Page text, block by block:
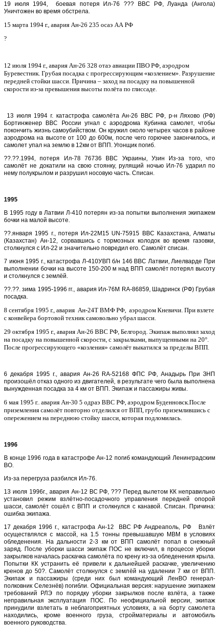
19 июля 1994, боевая потеря Ил-76 ??? ВВС РФ, Луанда (Ангола)
Уничтожен во время обстрела.
15 марта 1994 г., авария Ан-26 235 осаэ АА РФ
?
12 июля 1994 г., авария Ан-26 328 отаэ авиации ПВО РФ, аэродром
Буревестник. Грубая посадка с прогрессирующим «козлением». Разрушение
передней стойки шасси. Причина – заход на посадку на повышенной
скорости из-за превышения высоты полёта по глиссаде.
13 июля 1994 г. катастрофа самолёта Ан-26 ВВС РФ, р-н Ляхово (РФ)
Бортинженер ВВС России угнал с аэродрома Кубинка самолет, чтобы
покончить жизнь самоубийством. Он кружил около четырех часов в районе
аэродрома на высоте от 100 до 600м, после чего горючее закончилось, и
самолет упал на землю в 12км от ВПП. Угонщик погиб.
??.??.1994, потеря Ил-78 76736 ВВС Украины, Узин Из-за того, что
самолёт не докатили на свою стоянку, рулящий ночью Ил-76 ударил по
нему полукрылом и разрушил носовую часть. Списан.
1995
В 1995 году в Латвии Л-410 потерян из-за попытки выполнения экипажем
бочки на малой высоте.
??.января 1995 г., потеря Ил-22М15 UN-75915 ВВС Казахстана, Алматы
(Казахстан) Ан-12, сорвавшись с тормозных колодок во время газовки,
столкнулся с Ил-22 и значительно повредил его. Самолёт списан.
7 июня 1995 г., катастрофа Л-410УВП б/н 146 ВВС Латвии, Лиелварде При
выполнении бочки на высоте 150-200 м над ВПП самолёт потерял высоту
и столкнулся с землёй.
??.??. зима 1995-1996 гг., авария Ил-76М RA-86859, Шадринск (РФ) Грубая
посадка.
8 сентября 1995 г., авария Ан-24Т ВМФ РФ, аэродром Кневичи. При взлете
с конвейера бортовой техник самовольно убрал шасси.
29 октября 1995 г., авария Ан-26 ВВС РФ, Белгород. Экипаж выполнял заход
на посадку на повышенной скорости, с закрылками, выпущенными на 20°.
После прогрессирующего «козления» самолёт выкатился за пределы ВПП.
6 декабря 1995 г., авария Ан-26 RA-52168 ФПС РФ, Анадырь При ЗНП
произошёл отказ одного из двигателей, в результате чего была выполнена
вынужденная посадка за 4 км от ВПП. Экипаж и пассажиры живы.
6 мая 1995 г.. авария Ан-30 5 одраэ ВВС РФ, аэродром Буденновск.После
приземления самолёт повторно отделился от ВПП, грубо приземлившись с
опережением на переднюю стойку шасси, которая подломилась.
1996
В конце 1996 года в катастрофе Ан-12 погиб командующий Ленинградским
ВО.
Из-за перегруза разбился Ил-76.
13 июля 1996г., авария Ан-12 ВС РФ, ??? Перед вылетом КК неправильно
установил режим взлётно-посадочного управления передней опорой
шасси, самолёт сошёл с ВПП и столкнулся с канавой. Списан. Причина:
ошибка экипажа.
17 декабря 1996 г., катастрофа Ан-12 ВВС РФ Андреаполь, РФ Взлёт
осуществлялся с массой, на 1.5 тонны превышавшую МВМ в условиях
обледенения. На дальности 2-3 км от ВПП самолёт попал в снежный
заряд. После уборки шасси экипаж ПОС не включил, в процессе уборки
закрылков началась раскачка самолёта по крену из-за обледенения крыла.
Попытки КК устранить её привели к дальнейшей раскачке, увеличению
кренов до 50?. Самолёт столкнулся с землёй на удалении 7 км от ВПП.
Экипаж и пассажиры (среди них был командующий ЛенВО генерал-
полковник Селезнёв) погибли. Официальная версия: нарушение экипажем
требований РЛЭ по порядку уборки закрылков после взлёта, а также
неправильная эксплуатация ПОС. По неофициальной версии, экипаж
принудили взлетать в неблагоприятных условиях, а на борту самолета
находились, кроме военного груза, стройматериалы и автомобиль
военного руководства.